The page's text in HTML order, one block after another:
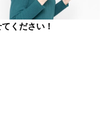
ください！